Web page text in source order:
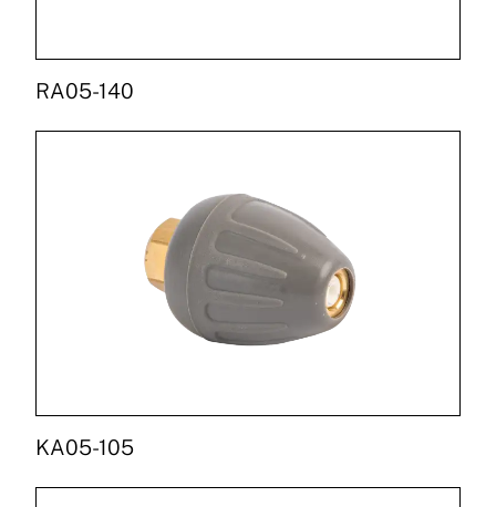
RA05-140
KA05-105